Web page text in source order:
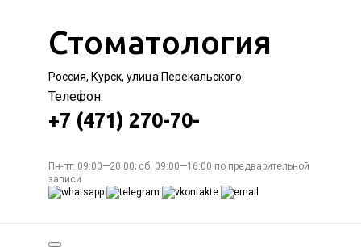
Стоматология
Россия, Курск, улица Перекальского
Телефон:
+7 (471) 270-70-
Пн-пт: 09:00—20:00; сб: 09:00—16:00 по предварительной
записи